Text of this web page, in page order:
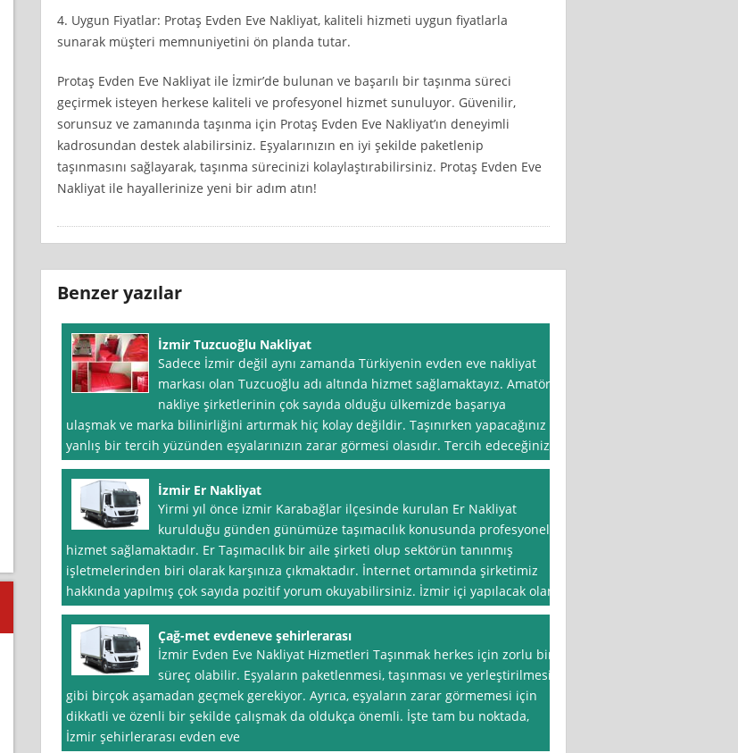
4. Uygun Fiyatlar: Protaş Evden Eve Nakliyat, kaliteli hizmeti uygun fiyatlarla
sunarak müşteri memnuniyetini ön planda tutar.
Protaş Evden Eve Nakliyat ile İzmir’de bulunan ve başarılı bir taşınma süreci
geçirmek isteyen herkese kaliteli ve profesyonel hizmet sunuluyor. Güvenilir,
sorunsuz ve zamanında taşınma için Protaş Evden Eve Nakliyat’ın deneyimli
kadrosundan destek alabilirsiniz. Eşyalarınızın en iyi şekilde paketlenip
taşınmasını sağlayarak, taşınma sürecinizi kolaylaştırabilirsiniz. Protaş Evden Eve
Nakliyat ile hayallerinize yeni bir adım atın!
Benzer yazılar
İzmir Tuzcuoğlu Nakliyat
Sadece İzmir değil aynı zamanda Türkiyenin evden eve nakliyat
markası olan Tuzcuoğlu adı altında hizmet sağlamaktayız. Amatör
nakliye şirketlerinin çok sayıda olduğu ülkemizde başarıya
ulaşmak ve marka bilinirliğini artırmak hiç kolay değildir. Taşınırken yapacağınız
yanlış bir tercih yüzünden eşyalarınızın zarar görmesi olasıdır. Tercih edeceğiniz
İzmir Er Nakliyat
Yirmi yıl önce izmir Karabağlar ilçesinde kurulan Er Nakliyat
kurulduğu günden günümüze taşımacılık konusunda profesyonel
hizmet sağlamaktadır. Er Taşımacılık bir aile şirketi olup sektörün tanınmış
işletmelerinden biri olarak karşınıza çıkmaktadır. İnternet ortamında şirketimiz
hakkında yapılmış çok sayıda pozitif yorum okuyabilirsiniz. İzmir içi yapılacak olan
Çağ-met evdeneve şehirlerarası
İzmir Evden Eve Nakliyat Hizmetleri Taşınmak herkes için zorlu bir
süreç olabilir. Eşyaların paketlenmesi, taşınması ve yerleştirilmesi
gibi birçok aşamadan geçmek gerekiyor. Ayrıca, eşyaların zarar görmemesi için
dikkatli ve özenli bir şekilde çalışmak da oldukça önemli. İşte tam bu noktada,
İzmir şehirlerarası evden eve